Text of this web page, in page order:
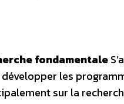
fondamentale
les
sur la